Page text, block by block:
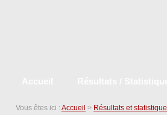
Vous êtes ici : Accueil > Résultats et statistique